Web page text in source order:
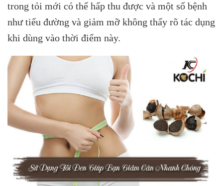
trong tỏi mới có thể hấp thu được và một số bệnh
như tiểu đường và giảm mỡ không thấy rõ tác dụng
khi dùng vào thời điểm này.